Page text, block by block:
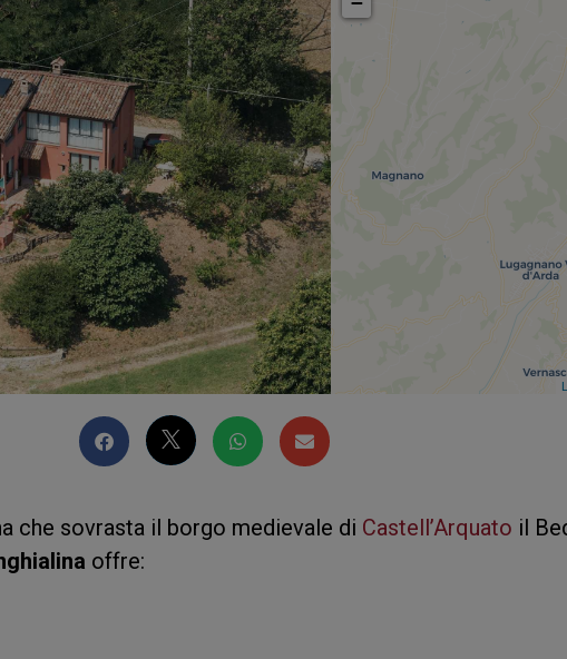
che sovrasta il borgo medievale di Castell’Arquato il
offre: